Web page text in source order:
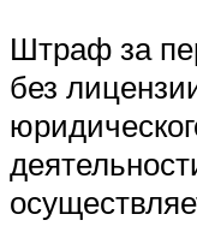
Штраф за
без